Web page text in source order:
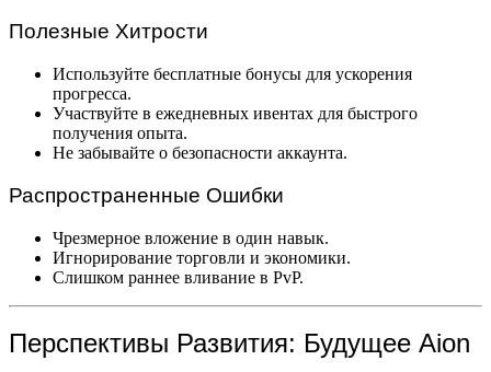
Полезные Хитрости
Используйте бесплатные бонусы для ускорения
прогресса.
Участвуйте в ежедневных ивентах для быстрого
получения опыта.
Не забывайте о безопасности аккаунта.
Распространенные Ошибки
Чрезмерное вложение в один навык.
Игнорирование торговли и экономики.
Слишком раннее вливание в PvP.
Перспективы Развития: Будущее Aion